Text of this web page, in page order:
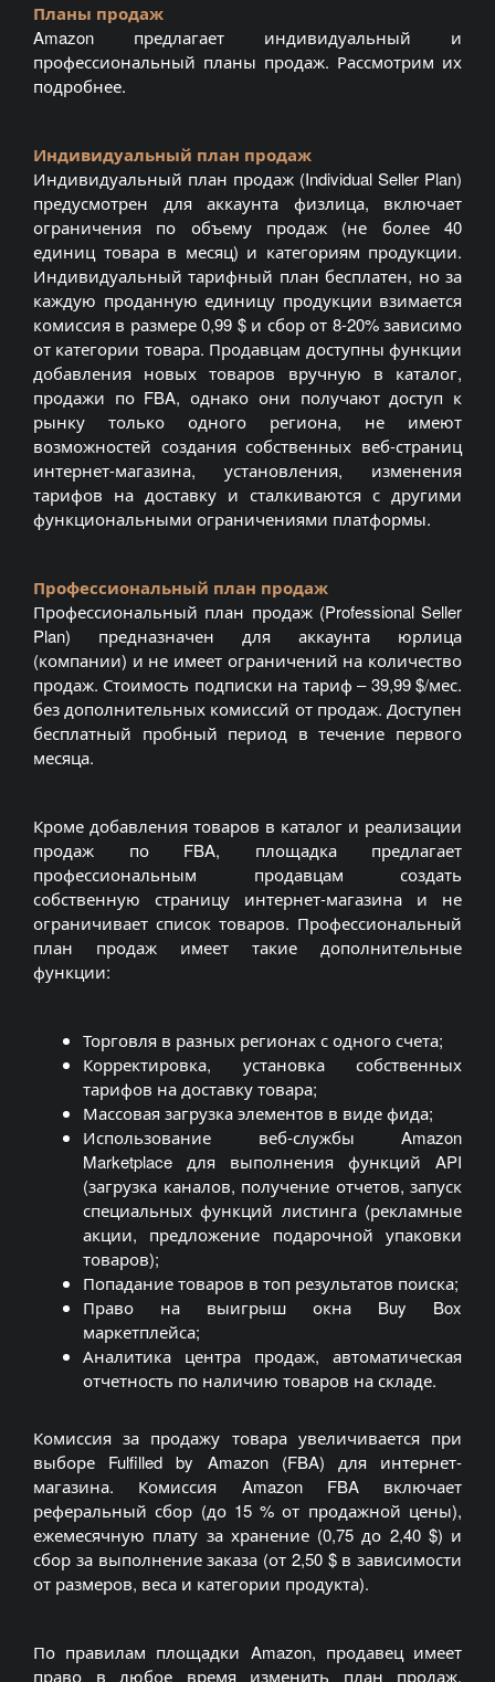
Планы продаж
Amazon предлагает индивидуальный и
профессиональный планы продаж. Рассмотрим их
подробнее.
Индивидуальный план продаж
Индивидуальный план продаж (Individual Seller Plan)
предусмотрен для аккаунта физлица, включает
ограничения по объему продаж (не более 40
единиц товара в месяц) и категориям продукции.
Индивидуальный тарифный план бесплатен, но за
каждую проданную единицу продукции взимается
комиссия в размере 0,99 $ и сбор от 8-20% зависимо
от категории товара. Продавцам доступны функции
добавления новых товаров вручную в каталог,
продажи по FBA, однако они получают доступ к
рынку только одного региона, не имеют
возможностей создания собственных веб-страниц
интернет-магазина, установления, изменения
тарифов на доставку и сталкиваются с другими
функциональными ограничениями платформы.
Профессиональный план продаж
Профессиональный план продаж (Professional Seller
Plan) предназначен для аккаунта юрлица
(компании) и не имеет ограничений на количество
продаж. Стоимость подписки на тариф – 39,99 $/мес.
без дополнительных комиссий от продаж. Доступен
бесплатный пробный период в течение первого
месяца.
Кроме добавления товаров в каталог и реализации
продаж по FBA, площадка предлагает
профессиональным продавцам создать
собственную страницу интернет-магазина и не
ограничивает список товаров. Профессиональный
план продаж имеет такие дополнительные
функции:
Торговля в разных регионах с одного счета;
Корректировка, установка собственных
тарифов на доставку товара;
Массовая загрузка элементов в виде фида;
Использование веб-службы Amazon
Marketplace для выполнения функций API
(загрузка каналов, получение отчетов, запуск
специальных функций листинга (рекламные
акции, предложение подарочной упаковки
товаров);
Попадание товаров в топ результатов поиска;
Право на выигрыш окна Buy Box
маркетплейса;
Аналитика центра продаж, автоматическая
отчетность по наличию товаров на складе.
Комиссия за продажу товара увеличивается при
выборе Fulfilled by Amazon (FBA) для интернет-
магазина. Комиссия Amazon FBA включает
реферальный сбор (до 15 % от продажной цены),
ежемесячную плату за хранение (0,75 до 2,40 $) и
сбор за выполнение заказа (от 2,50 $ в зависимости
от размеров, веса и категории продукта).
По правилам площадки Amazon, продавец имеет
право в любое время изменить план продаж,